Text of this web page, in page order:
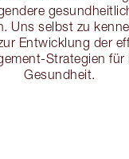
Uns selbst zu
Entwicklung der
Strategien für
Gesundheit.